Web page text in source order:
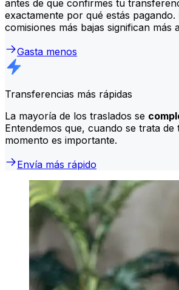
antes de que confirmes tu
exactamente por qué estás pagando.
comisiones más bajas significan más
Gasta menos
Transferencias más rápidas
La mayoría de los traslados se
Entendemos que, cuando se trata de
momento es importante.
Envía más rápido